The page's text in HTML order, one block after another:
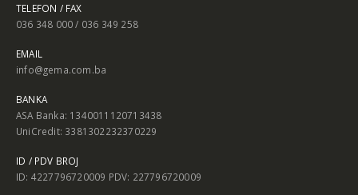
TELEFON / FAX
036 348 000 / 036 349 258
EMAIL
info@gema.com.ba
BANKA
ASA Banka: 1340011120713438
UniCredit: 3381302232370229
ID / PDV BROJ
ID: 4227796720009 PDV: 227796720009